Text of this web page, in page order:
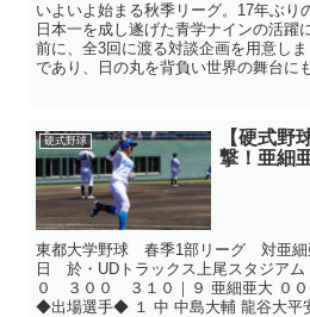
いよいよ始まる秋季リーグ。17年ぶり
日本一を成し遂げた青学ナインの活躍
前に、全3回に渡る対談企画を用意し
であり、日の丸を背負い世界の舞台に
硬式野球
【硬式野
撃！亜細
東都大学野球 春季1部リーグ 対亜
日 於・UDトラックス上尾スタジア
０ ３００ ３１０｜９ 亜細亜大 ０
◆出場選手◆ １ 中 中島大輔 龍谷大平